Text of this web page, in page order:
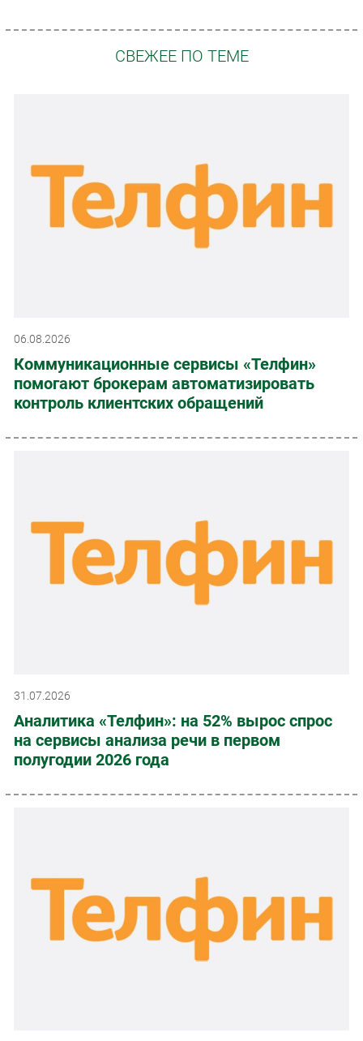
СВЕЖЕЕ ПО ТЕМЕ
06.08.2026
Коммуникационные сервисы «Телфин»
помогают брокерам автоматизировать
контроль клиентских обращений
31.07.2026
Аналитика «Телфин»: на 52% вырос спрос
на сервисы анализа речи в первом
полугодии 2026 года